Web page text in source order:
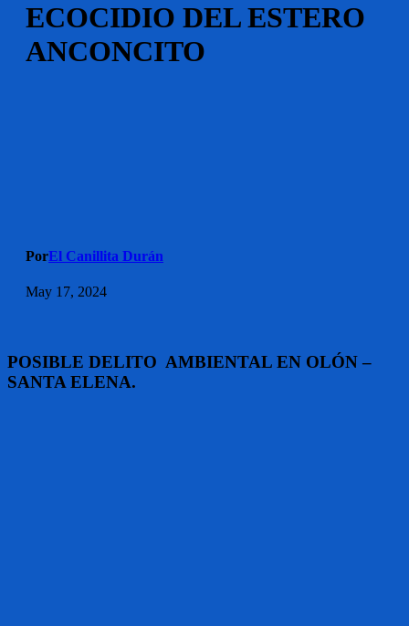
ECOCIDIO DEL ESTERO
ANCONCITO
PorEl Canillita Durán
May 17, 2024
POSIBLE DELITO AMBIENTAL EN OLÓN –
SANTA ELENA.